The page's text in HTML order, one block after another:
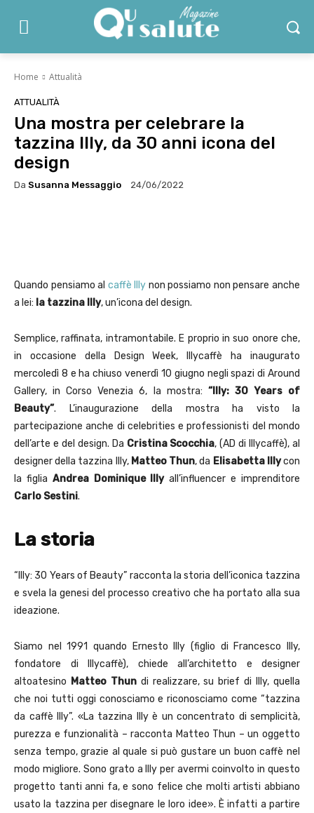
Home Attualità
ATTUALITÀ
Una mostra per celebrare la
tazzina Illy, da 30 anni icona del
design
Da Susanna Messaggio 24/06/2022
Quando pensiamo al caffè Illy non possiamo non pensare anche
a lei: la tazzina Illy, un’icona del design.
Semplice, raffinata, intramontabile. E proprio in suo onore che,
in occasione della Design Week, Illycaffè ha inaugurato
mercoledì 8 e ha chiuso venerdì 10 giugno negli spazi di Around
Gallery, in Corso Venezia 6, la mostra: “Illy: 30 Years of
Beauty”. L’inaugurazione della mostra ha visto la
partecipazione anche di celebrities e professionisti del mondo
dell’arte e del design. Da Cristina Scocchia, (AD di Illycaffè), al
designer della tazzina Illy, Matteo Thun, da Elisabetta Illycon
la figlia Andrea Dominique Illyall’influencer e imprenditore
Carlo Sestini.
La storia
“Illy: 30 Years of Beauty” racconta la storia dell’iconica tazzina
e svela la genesi del processo creativo che ha portato alla sua
ideazione.
Siamo nel 1991 quando Ernesto Illy (figlio di Francesco Illy,
fondatore di Illycaffè), chiede all’architetto e designer
altoatesino Matteo Thundi realizzare, su brief di Illy, quella
che noi tutti oggi conosciamo e riconosciamo come “tazzina
da caffè Illy”. «La tazzina Illy è un concentrato di semplicità,
purezza e funzionalità – racconta Matteo Thun – un oggetto
senza tempo, grazie al quale si può gustare un buon caffè nel
modo migliore. Sono grato a Illy per avermi coinvolto in questo
progetto tanti anni fa, e sono felice che molti artisti abbiano
usato la tazzina per disegnare le loro idee». È infatti a partire